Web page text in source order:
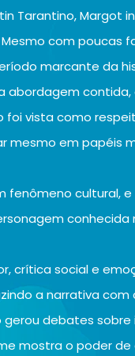
Tarantino, Margot
com poucas
marcante da
abordagem contida,
foi vista como
mesmo em papéis
fenômeno cultural,
crítica social e
a narrativa com
gerou debates
mostra o poder